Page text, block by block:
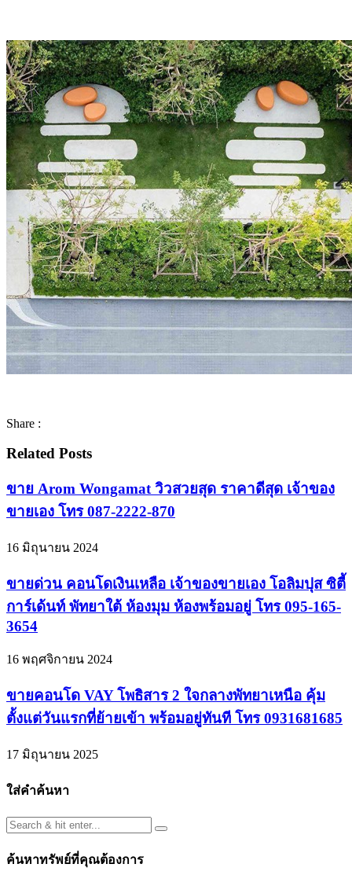
Share :
Related Posts
ขาย Arom Wongamat วิวสวยสุด ราคาดีสุด เจ้าของ
ขายเอง โทร 087-2222-870
16 มิถุนายน 2024
ขายด่วน คอนโดเงินเหลือ เจ้าของขายเอง โอลิมปุส ซิตี้
การ์เด้นท์ พัทยาใต้ ห้องมุม ห้องพร้อมอยู่ โทร 095-165-
3654
16 พฤศจิกายน 2024
ขายคอนโด VAY โพธิสาร 2 ใจกลางพัทยาเหนือ คุ้ม
ตั้งแต่วันแรกที่ย้ายเข้า พร้อมอยู่ทันที โทร 0931681685
17 มิถุนายน 2025
ใส่คำค้นหา
ค้นหาทรัพย์ที่คุณต้องการ